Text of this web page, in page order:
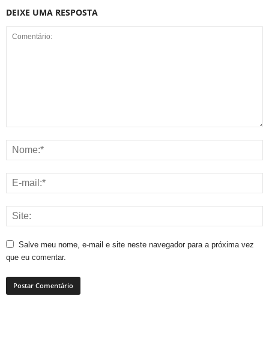
DEIXE UMA RESPOSTA
Salve meu nome, e-mail e site neste navegador para a próxima vez
que eu comentar.